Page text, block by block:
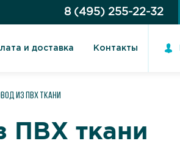
8 (495) 255-22-32
и доставка Контакты
из ПВХ ткани
ПВХ ткани